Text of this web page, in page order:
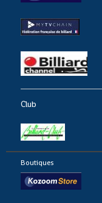
Club
Boutiques